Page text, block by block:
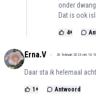
onder
Dat is ook
4+
Erna.V 20 februari 2023 om 14:10
Daar sta ik helemaal
1 + Antwoord